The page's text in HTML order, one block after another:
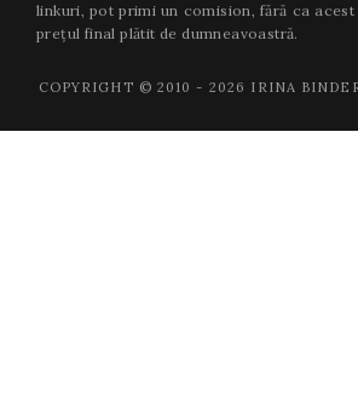
linkuri, pot primi un comision, fără ca
prețul final plătit de dumneavoastră.
COPYRIGHT © 2010 - 2026 IRINA